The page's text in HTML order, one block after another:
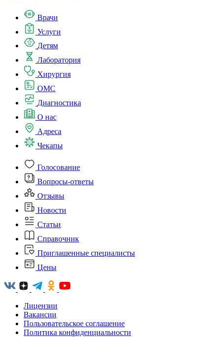
Врачи
Услуги
Детям
Лаборатория
Хирургия
ОМС
Диагностика
О нас
Адреса
Чекапы
Голосование
Вопросы-ответы
Отзывы
Новости
Статьи
Справочник
Приглашенные специалисты
Цены
Лицензии
Вакансии
Пользовательское соглашение
Политика конфиденциальности